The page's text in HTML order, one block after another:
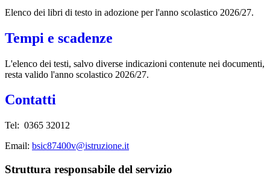
Elenco dei libri di testo in adozione per l'anno scolastico 2026/27.
Tempi e scadenze
L'elenco dei testi, salvo diverse indicazioni contenute nei documenti,
resta valido l'anno scolastico 2026/27.
Contatti
Tel: 0365 32012
Email: bsic87400v@istruzione.it
Struttura responsabile del servizio